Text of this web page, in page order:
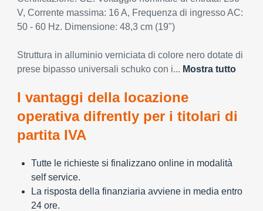
V, Corrente massima: 16 A, Frequenza di ingresso AC:
50 - 60 Hz. Dimensione: 48,3 cm (19")
Struttura in alluminio verniciata di colore nero dotate di
prese bipasso universali schuko con i... Mostra tutto
I vantaggi della locazione
operativa difrently per i titolari di
partita IVA
Tutte le richieste si finalizzano online in modalità
self service.
La risposta della finanziaria avviene in media entro
24 ore.